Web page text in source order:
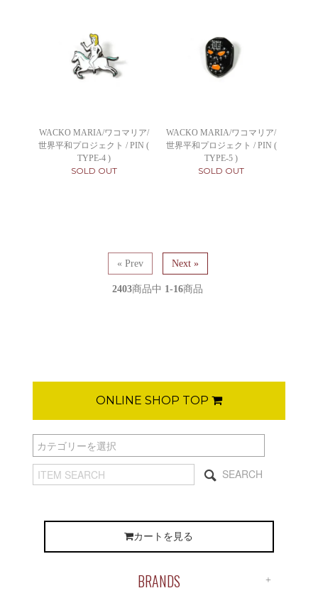
WACKO MARIA/ワコマリア/
世界平和プロジェクト / PIN (
TYPE-4 )
SOLD OUT
WACKO MARIA/ワコマリア/
世界平和プロジェクト / PIN (
TYPE-5 )
SOLD OUT
« Prev Next »
2403商品中 1-16商品
ONLINE SHOP TOP
SEARCH
カートを見る
BRANDS